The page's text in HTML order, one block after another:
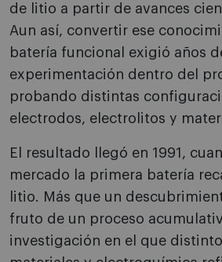
de litio a partir de avances
Aun así, convertir ese
batería funcional exigió años
experimentación dentro del
probando distintas
electrodos, electrolitos y
El resultado llegó en 1991,
mercado la primera batería
litio. Más que un
fruto de un proceso
investigación en el que